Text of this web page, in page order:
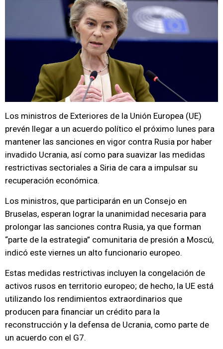
Los ministros de Exteriores de la Unión Europea (UE)
prevén llegar a un acuerdo político el próximo lunes para
mantener las sanciones en vigor contra Rusia por haber
invadido Ucrania, así como para suavizar las medidas
restrictivas sectoriales a Siria de cara a impulsar su
recuperación económica.
Los ministros, que participarán en un Consejo en
Bruselas, esperan lograr la unanimidad necesaria para
prolongar las sanciones contra Rusia, ya que forman
“parte de la estrategia” comunitaria de presión a Moscú,
indicó este viernes un alto funcionario europeo.
Estas medidas restrictivas incluyen la congelación de
activos rusos en territorio europeo; de hecho, la UE está
utilizando los rendimientos extraordinarios que
producen para financiar un crédito para la
reconstrucción y la defensa de Ucrania, como parte de
un acuerdo con el G7.